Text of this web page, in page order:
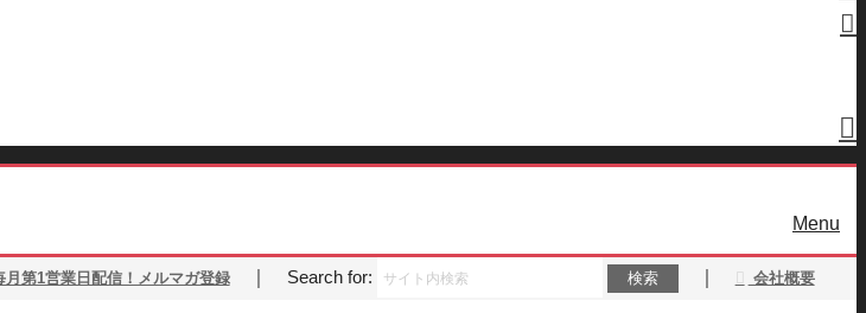
Menu
月第1営業日配信！メルマガ登録｜ Search for: 会社概要